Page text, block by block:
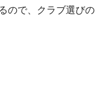
ので、クラブ選びの